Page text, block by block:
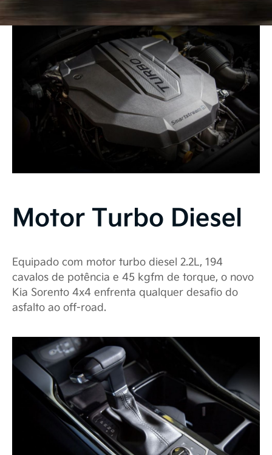
Motor Turbo Diesel
Equipado com motor turbo diesel 2.2L, 194
cavalos de potência e 45 kgfm de torque, o novo
Kia Sorento 4x4 enfrenta qualquer desafio do
asfalto ao off-road.